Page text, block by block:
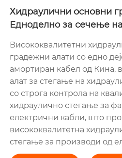
Хидраулични основни
Едноделно за сечење
Висококвалитетни
градежни алати со едно
амортиран кабел од Кина,
алат за стегање на
со строга контрола на
хидраулично стегање за
електрични кабли, што
висококвалитетна
стегање за производи од